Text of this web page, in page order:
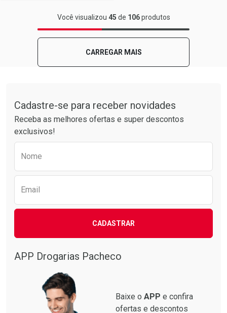
FECHAR
Laboratório
Comprar sem Desconto
Por R$ 8,19/cada
FECHAR
Por Menos
Comprar sem Desconto
Por R$ 8,19/cada
Você visualizou 45 de 106produtos
CARREGAR MAIS
Cadastre-se para receber novidades
Receba as melhores ofertas e super descontos
exclusivos!
Nome
Email
CADASTRAR
APP Drogarias Pacheco
Baixe o APP e confira
ofertas e descontos